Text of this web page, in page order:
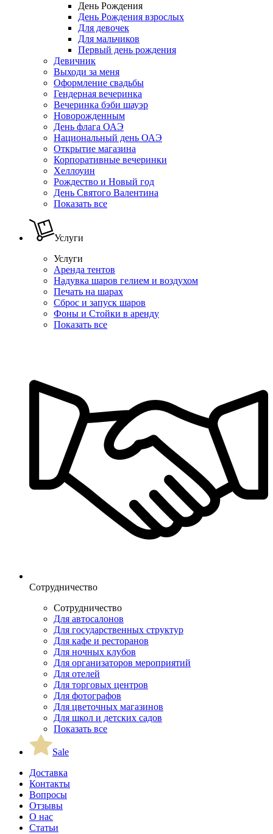
День Рождения
День Рождения взрослых
Для девочек
Для мальчиков
Первый день рождения
Девичник
Выходи за меня
Оформление свадьбы
Гендерная вечеринка
Вечеринка бэби шауэр
Новорожденным
День флага ОАЭ
Национальный день ОАЭ
Открытие магазина
Корпоративные вечеринки
Хеллоуин
Рождество и Новый год
День Святого Валентина
Показать все
Услуги
Услуги
Аренда тентов
Надувка шаров гелием и воздухом
Печать на шарах
Сброс и запуск шаров
Фоны и Стойки в аренду
Показать все
Сотрудничество
Сотрудничество
Для автосалонов
Для государственных структур
Для кафе и ресторанов
Для ночных клубов
Для организаторов мероприятий
Для отелей
Для торговых центров
Для фотографов
Для цветочных магазинов
Для школ и детских садов
Показать все
Sale
Доставка
Контакты
Вопросы
Отзывы
О нас
Статьи